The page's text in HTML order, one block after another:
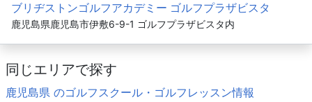
ブリヂストンゴルフアカデミー ゴルフプラザビスタ
鹿児島県鹿児島市伊敷6-9-1 ゴルフプラザビスタ内
同じエリアで探す
鹿児島県 のゴルフスクール・ゴルフレッスン情報